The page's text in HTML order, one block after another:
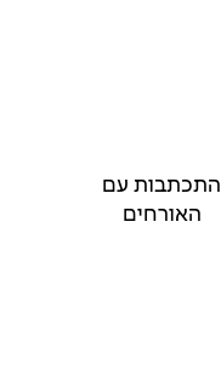
התכתבות עם
האורחים